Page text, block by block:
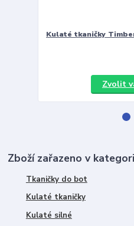
Kulaté tkaničky
Zvolit
Zboží zařazeno v
Tkaničky do bot
Kulaté tkaničky
Kulaté silné